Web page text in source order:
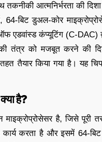
आत्मनिर्भरता की
64-बिट डुअल-कोर
कंप्यूटिंग (C-DAC)
तंत्र को मजबूत करने की
तैयार किया गया है। यह
है?
है, जिसे पूरी
कार्य करता है और इसमें 64-